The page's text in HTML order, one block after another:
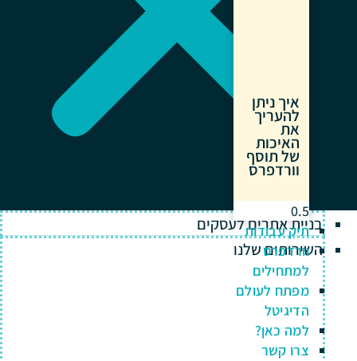
איך ניתן
להעריך
את
האיכות
של תוסף
וורדפרס
תיק עבודות
וורדפרס
למתחילים
מפתח לעולם
הדיגיטל
למה כאן?
צרו קשר
בניית אתרים לעסקים
השירותים שלנו